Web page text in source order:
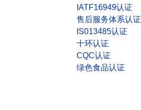
IATF16949认证
售后服务体系认证
IS013485认证
十环认证
CQC认证
绿色食品认证